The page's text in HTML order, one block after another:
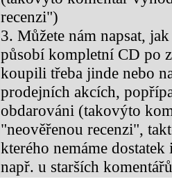
recenzi")
3. Můžete nám napsat,
působí kompletní CD po
koupili třeba jinde nebo
prodejních akcích,
obdarováni (takovýto
"neověřenou recenzi",
kterého nemáme
např. u starších